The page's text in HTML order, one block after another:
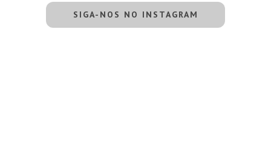
SIGA-NOS NO INSTAGRAM